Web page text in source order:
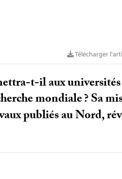
Télécharger
t-il aux
mondiale? Sa
publiés au Nord,